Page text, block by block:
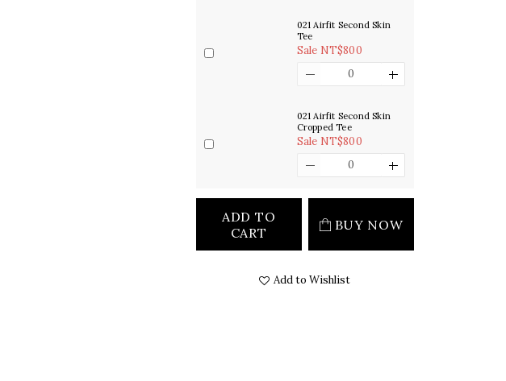
021 Airfit Second Skin
Tee
Sale NT$800
021 Airfit Second Skin
Cropped Tee
Sale NT$800
ADD TO
CART
BUY NOW
Add to Wishlist